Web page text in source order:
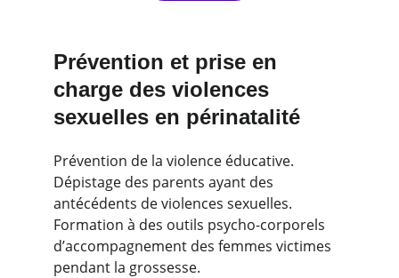
Prévention et prise en
charge des violences
sexuelles en périnatalité
Prévention de la violence éducative.
Dépistage des parents ayant des
antécédents de violences sexuelles.
Formation à des outils psycho-corporels
d’accompagnement des femmes victimes
pendant la grossesse.